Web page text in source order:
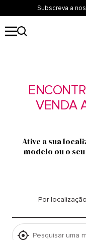
para
Subscreva a
VENDA
Ative a sua
modelo ou o
Por localização